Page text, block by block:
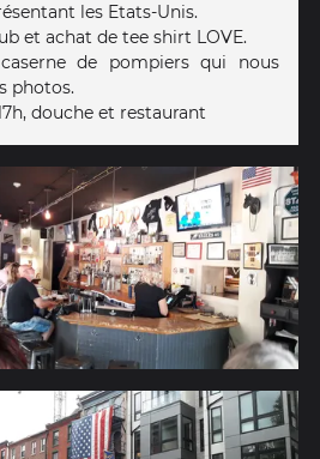
les Etats-Unis.
et achat de tee shirt LOVE.
de pompiers qui nous
photos.
douche et restaurant